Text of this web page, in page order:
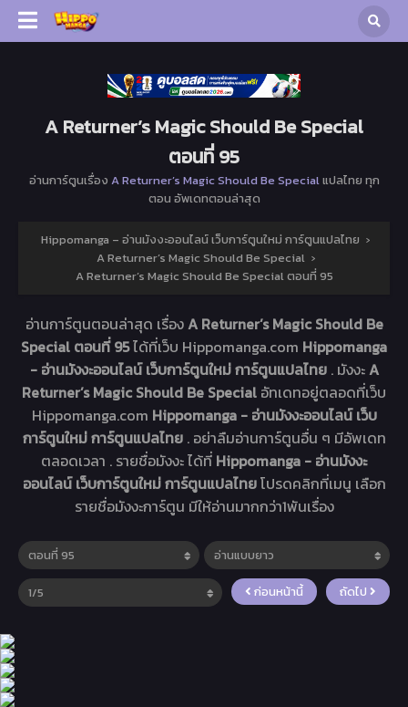
A Returner’s Magic Should Be Special
ตอนที่ 95
อ่านการ์ตูนเรื่อง A Returner’s Magic Should Be Specialแปลไทย ทุก
ตอน อัพเดทตอนล่าสุด
Hippomanga – อ่านมังงะออนไลน์ เว็บการ์ตูนใหม่ การ์ตูนแปลไทย ›
A Returner’s Magic Should Be Special ›
A Returner’s Magic Should Be Special ตอนที่ 95
อ่านการ์ตูนตอนล่าสุด เรื่องA Returner’s Magic Should Be
Special ตอนที่ 95ได้ที่เว็บ Hippomanga.com Hippomanga
- อ่านมังงะออนไลน์ เว็บการ์ตูนใหม่ การ์ตูนแปลไทย . มังงะA
Returner’s Magic Should Be Special อัทเดทอยู่ตลอดที่เว็บ
Hippomanga.com Hippomanga - อ่านมังงะออนไลน์ เว็บ
การ์ตูนใหม่ การ์ตูนแปลไทย . อย่าลืมอ่านการ์ตูนอื่น ๆ มีอัพเดท
ตลอดเวลา . รายชื่อมังงะ ได้ที่ Hippomanga - อ่านมังงะ
ออนไลน์ เว็บการ์ตูนใหม่ การ์ตูนแปลไทยโปรดคลิกที่เมนู เลือก
รายชื่อมังงะการ์ตูน มีให้อ่านมากกว่า1พันเรื่อง
ก่อนหน้านี้ ถัดไป